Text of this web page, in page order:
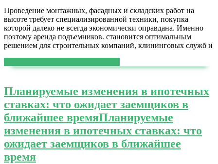
Проведение монтажных, фасадных и складских работ на
высоте требует специализированной техники, покупка
которой далеко не всегда экономически оправдана. Именно
поэтому аренда подъемников. становится оптимальным
решением для строительных компаний, клининговых служб и
Планируемые изменения в ипотечных
ставках: что ожидает заемщиков в
ближайшее времяПланируемые
изменения в ипотечных ставках: что
ожидает заемщиков в ближайшее
время